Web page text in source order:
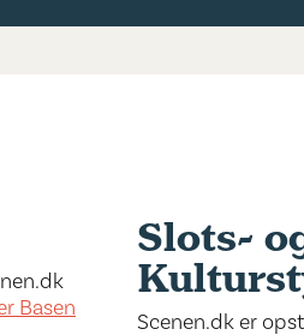
Basen
Slots-
Scenen.dk er